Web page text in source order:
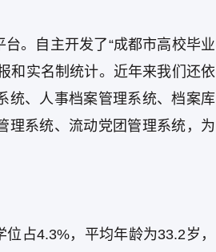
。自主开发了“成都市高校毕业
和实名制统计。近年来我们还依
统、人事档案管理系统、档案库
理系统、流动党团管理系统，为
占4.3%，平均年龄为33.2岁，